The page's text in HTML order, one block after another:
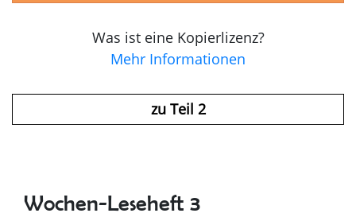
Was ist eine Kopierlizenz?
Mehr Informationen
zu Teil 2
Wochen-Leseheft 3